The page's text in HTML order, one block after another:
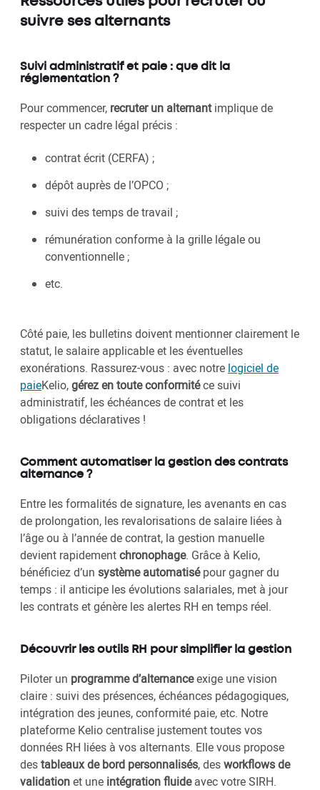
suivre ses alternants
Suivi administratif et paie : que dit la
réglementation ?
Pour commencer, recruter un alternantimplique de
respecter un cadre légal précis :
contrat écrit (CERFA) ;
dépôt auprès de l’OPCO ;
suivi des temps de travail ;
rémunération conforme à la grille légale ou
conventionnelle ;
etc.
Côté paie, les bulletins doivent mentionner clairement le
statut, le salaire applicable et les éventuelles
exonérations. Rassurez-vous : avec notre logiciel de
paieKelio,gérez en toute conformitéce suivi
administratif, les échéances de contrat et les
obligations déclaratives !
Comment automatiser la gestion des contrats
alternance ?
Entre les formalités de signature, les avenants en cas
de prolongation, les revalorisations de salaire liées à
l’âge ou à l’année de contrat, la gestion manuelle
devient rapidementchronophage. Grâce à Kelio,
bénéficiez d’un système automatisépour gagner du
temps : il anticipe les évolutions salariales, met à jour
les contrats et génère les alertes RH en temps réel.
Découvrir les outils RH pour simplifier la gestion
Piloter un programme d’alternanceexige une vision
claire : suivi des présences, échéances pédagogiques,
intégration des jeunes, conformité paie, etc. Notre
plateforme Kelio centralise justement toutes vos
données RH liées à vos alternants. Elle vous propose
destableaux de bord personnalisés, desworkflows de
validationet une intégration fluideavec votre SIRH.